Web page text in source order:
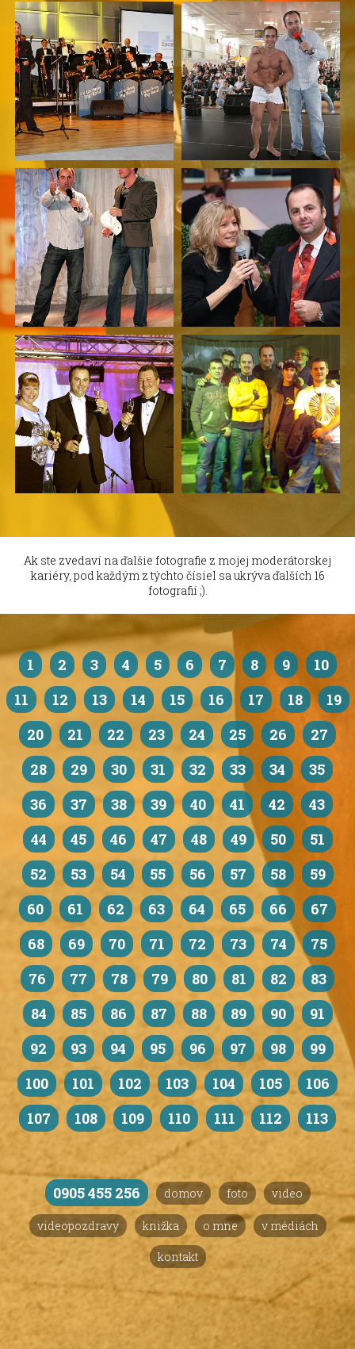
Ak ste zvedaví na ďalšie fotografie z mojej moderátorskej
kariéry, pod každým z týchto čísiel sa ukrýva ďalších 16
fotografií ;).
1 2 3 4 5 6 7 8 9
10
11
12 13 14 15 16 17 18
19
20
21 22 23 24 25 26
27
28
29 30 31 32 33 34
35
36
37 38 39 40 41 42
43
44
45 46 47 48 49 50
51
52
53 54 55 56 57 58
59
60
61 62 63 64 65 66
67
68
69 70 71 72 73 74
75
76
77 78 79 80 81 82
83
84
85 86 87 88 89 90
91
92
93 94 95 96 97 98
99
100
101 102 103 104 105
106
107
108 109 110 111 112 113
0905 455 256 domov foto video
videopozdravy knižka o mne v médiách
kontakt